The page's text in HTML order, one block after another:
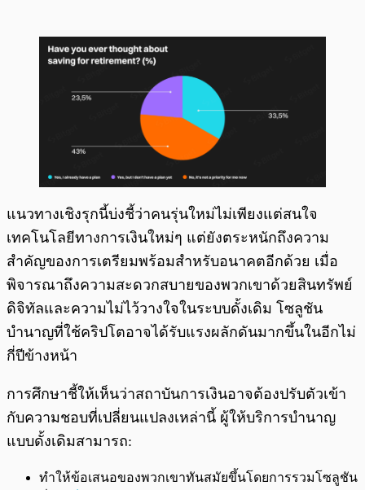
แนวทางเชิงรุกนี้บ่งชี้ว่าคนรุ่นใหม่ไม่เพียงแต่สนใจ
เทคโนโลยีทางการเงินใหม่ๆ แต่ยังตระหนักถึงความ
สำคัญของการเตรียมพร้อมสำหรับอนาคตอีกด้วย เมื่อ
พิจารณาถึงความสะดวกสบายของพวกเขาด้วยสินทรัพย์
ดิจิทัลและความไม่ไว้วางใจในระบบดั้งเดิม โซลูชัน
บำนาญที่ใช้คริปโตอาจได้รับแรงผลักดันมากขึ้นในอีกไม่
กี่ปีข้างหน้า
การศึกษาชี้ให้เห็นว่าสถาบันการเงินอาจต้องปรับตัวเข้า
กับความชอบที่เปลี่ยนแปลงเหล่านี้ ผู้ให้บริการบำนาญ
แบบดั้งเดิมสามารถ:
ทำให้ข้อเสนอของพวกเขาทันสมัยขึ้นโดยการรวมโซลูชัน